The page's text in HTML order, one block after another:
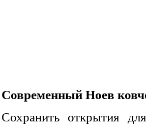
Современный Ноев
Сохранить открытия